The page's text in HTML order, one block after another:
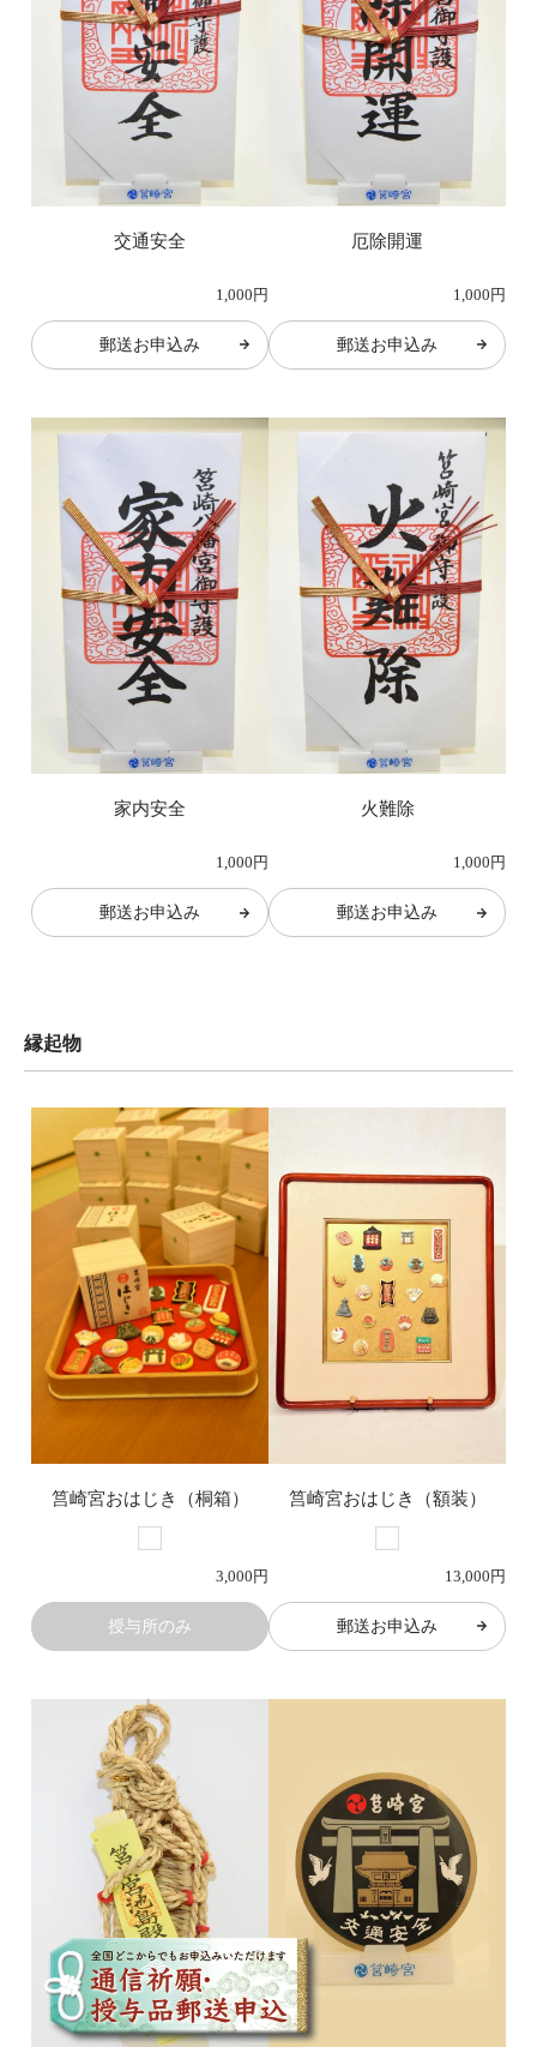
交通安全
1,000円
郵送お申込み
厄除開運
1,000円
郵送お申込み
家内安全
1,000円
郵送お申込み
火難除
1,000円
郵送お申込み
縁起物
筥崎宮おはじき（桐箱）
3,000円
授与所のみ
筥崎宮おはじき（額装）
13,000円
郵送お申込み